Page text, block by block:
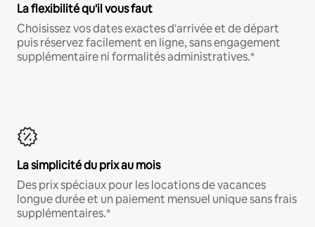
La flexibilité qu'il vous faut
Choisissez vos dates exactes d'arrivée et de départ
puis réservez facilement en ligne, sans engagement
supplémentaire ni formalités administratives.*
La simplicité du prix au mois
Des prix spéciaux pour les locations de vacances
longue durée et un paiement mensuel unique sans frais
supplémentaires.*